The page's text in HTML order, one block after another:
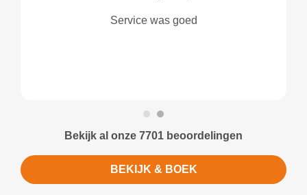
Service was goed
Bekijk al onze 7701 beoordelingen
BEKIJK & BOEK